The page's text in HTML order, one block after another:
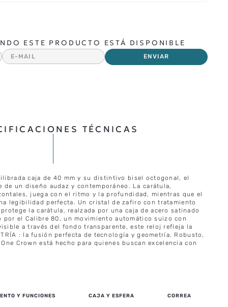
ESTE PRODUCTO ESTÁ DISPONIBLE
ENVIAR
TÉCNICAS
caja de 40 mm y su distintivo bisel octogonal, el
de un diseño audaz y contemporáneo. La carátula,
juega con el ritmo y la profundidad, mientras que el
legibilidad perfecta. Un cristal de zafiro con tratamiento
la carátula, realzada por una caja de acero satinado
por el Calibre 80, un movimiento automático suizo con
a través del fondo transparente, este reloj refleja la
: la fusión perfecta de tecnología y geometría. Robusto,
Crown está hecho para quienes buscan excelencia con
Y FUNCIONES CAJA Y ESFERA CORREA